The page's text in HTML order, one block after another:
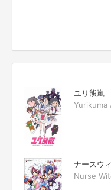
ユリ熊嵐
Yurikuma
ナースウ
Nurse